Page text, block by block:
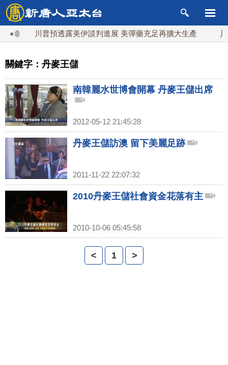
川普預透露美伊談判進展 美彈藥充足再擴大生產 川
關鍵字：丹麥王儲
南韓麗水世博會開幕 丹麥王儲出席
2012-05-12 21:45:28
丹麥王儲訪澳 留下美麗足跡
2011-11-22 22:07:32
2010丹麥王儲社會資金花落有主
2010-10-06 05:45:58
< 1 >